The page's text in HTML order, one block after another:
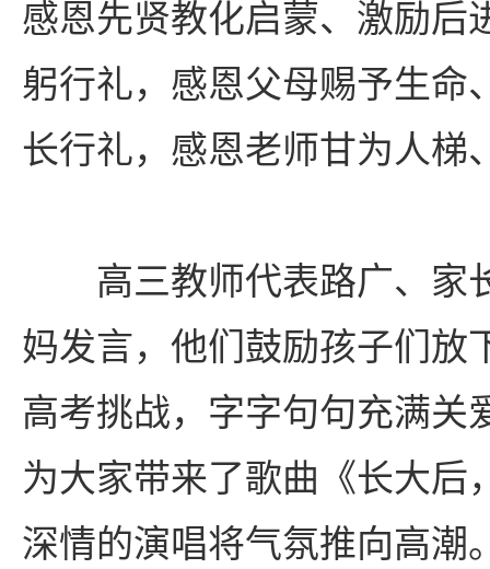
感恩先贤教化启蒙、激励后
躬行礼，感恩父母赐予生命
长行礼，感恩老师甘为人梯
高三教师代表路广、家
妈发言，他们鼓励孩子们放
高考挑战，字字句句充满关
为大家带来了歌曲《长大后
深情的演唱将气氛推向高潮